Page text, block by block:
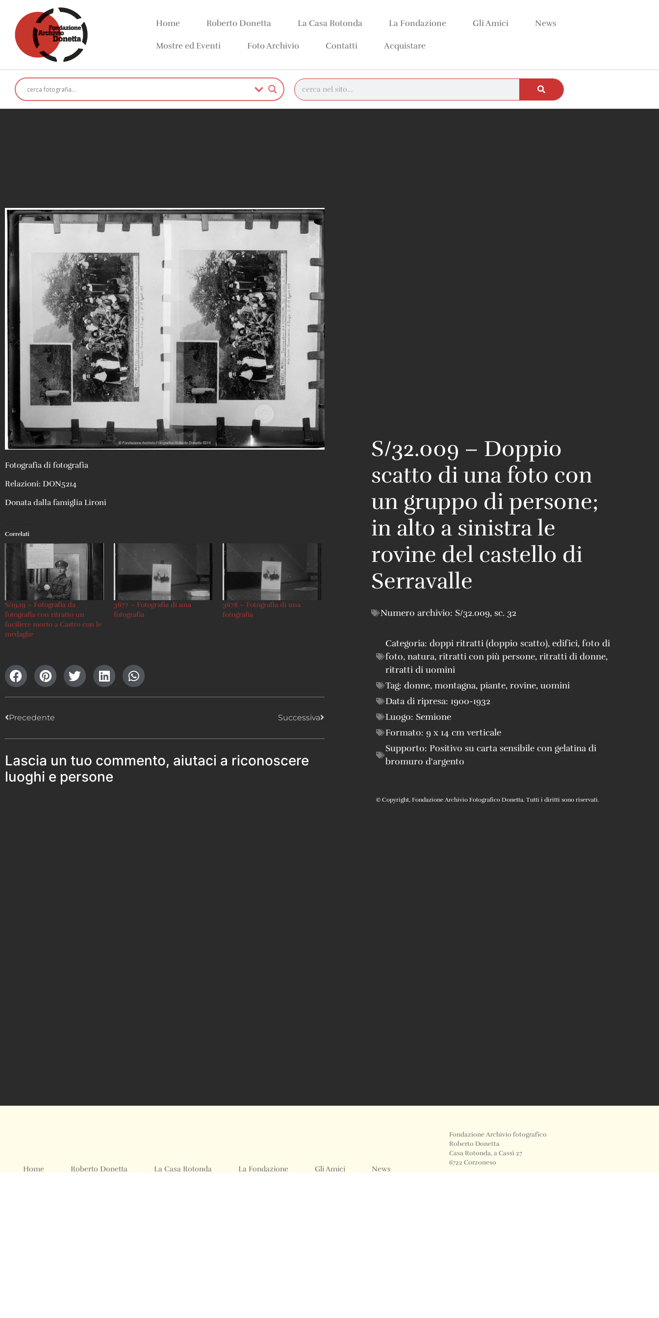
Home Roberto Donetta La Casa Rotonda La Fondazione Gli Amici News
Mostre ed Eventi Foto Archivio Contatti Acquistare
Fotografia di fotografia
Relazioni: DON5214
Donata dalla famiglia Lironi
Correlati
S/19.19 – Fotografia da
fotografia con ritratto un
fuciliere morto a Castro con le
medaglie
3677 – Fotografia di una
fotografia
3678 – Fotografia di una
fotografia
Precedente Successiva
Lascia un tuo commento, aiutaci a riconoscere
luoghi e persone
S/32.009 – Doppio
scatto di una foto con
un gruppo di persone;
in alto a sinistra le
rovine del castello di
Serravalle
Numero archivio: S/32.009, sc. 32
Categoria: doppi ritratti (doppio scatto), edifici, foto di
foto, natura, ritratti con più persone, ritratti di donne,
ritratti di uomini
Tag: donne, montagna, piante, rovine, uomini
Data di ripresa: 1900-1932
Luogo: Semione
Formato: 9 x 14 cm verticale
Supporto: Positivo su carta sensibile con gelatina di
bromuro d'argento
© Copyright, Fondazione Archivio Fotografico Donetta. Tutti i diritti sono riservati.
Home Roberto Donetta La Casa Rotonda La Fondazione Gli Amici News
Fondazione Archivio fotografico
Roberto Donetta
Casa Rotonda, a Cassì 27
6722 Corzoneso